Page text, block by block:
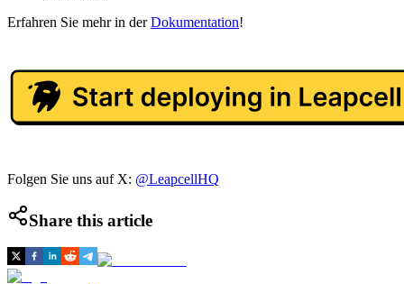
Erfahren Sie mehr in derDokumentation!
Folgen Sie uns auf X: @LeapcellHQ
Share this article